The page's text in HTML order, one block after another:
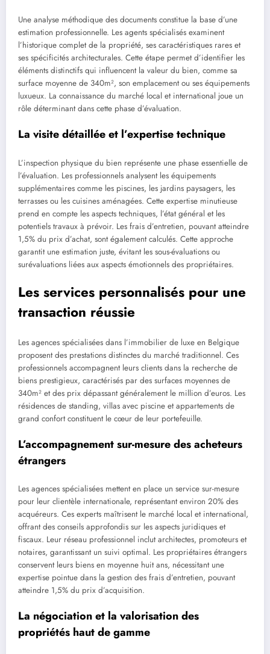
Une analyse méthodique des documents constitue la base d’une
estimation professionnelle. Les agents spécialisés examinent
l’historique complet de la propriété, ses caractéristiques rares et
ses spécificités architecturales. Cette étape permet d’identifier les
éléments distinctifs qui influencent la valeur du bien, comme sa
surface moyenne de 340m², son emplacement ou ses équipements
luxueux. La connaissance du marché local et international joue un
rôle déterminant dans cette phase d’évaluation.
La visite détaillée et l’expertise technique
L’inspection physique du bien représente une phase essentielle de
l’évaluation. Les professionnels analysent les équipements
supplémentaires comme les piscines, les jardins paysagers, les
terrasses ou les cuisines aménagées. Cette expertise minutieuse
prend en compte les aspects techniques, l’état général et les
potentiels travaux à prévoir. Les frais d’entretien, pouvant atteindre
1,5% du prix d’achat, sont également calculés. Cette approche
garantit une estimation juste, évitant les sous-évaluations ou
surévaluations liées aux aspects émotionnels des propriétaires.
Les services personnalisés pour une
transaction réussie
Les agences spécialisées dans l’immobilier de luxe en Belgique
proposent des prestations distinctes du marché traditionnel. Ces
professionnels accompagnent leurs clients dans la recherche de
biens prestigieux, caractérisés par des surfaces moyennes de
340m² et des prix dépassant généralement le million d’euros. Les
résidences de standing, villas avec piscine et appartements de
grand confort constituent le cœur de leur portefeuille.
L’accompagnement sur-mesure des acheteurs
étrangers
Les agences spécialisées mettent en place un service sur-mesure
pour leur clientèle internationale, représentant environ 20% des
acquéreurs. Ces experts maîtrisent le marché local et international,
offrant des conseils approfondis sur les aspects juridiques et
fiscaux. Leur réseau professionnel inclut architectes, promoteurs et
notaires, garantissant un suivi optimal. Les propriétaires étrangers
conservent leurs biens en moyenne huit ans, nécessitant une
expertise pointue dans la gestion des frais d’entretien, pouvant
atteindre 1,5% du prix d’acquisition.
La négociation et la valorisation des
propriétés haut de gamme